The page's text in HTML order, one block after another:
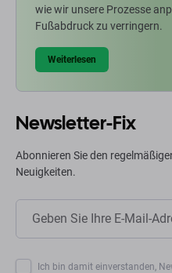
wie wir unsere Prozesse
Fußabdruck zu verringern.
Weiterlesen
Newsletter-Fix
Abonnieren Sie den
Neuigkeiten.
Ich bin damit einverstanden,